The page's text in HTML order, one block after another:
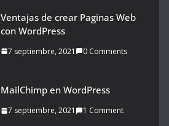
Ventajas de crear Paginas Web
con WordPress
7 septiembre, 2021 0 Comments
MailChimp en WordPress
7 septiembre, 2021 1 Comment